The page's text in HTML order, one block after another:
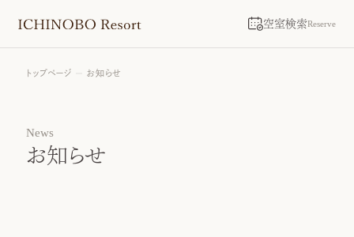
空室検索Reserve
トップページ お知らせ
News
お知らせ